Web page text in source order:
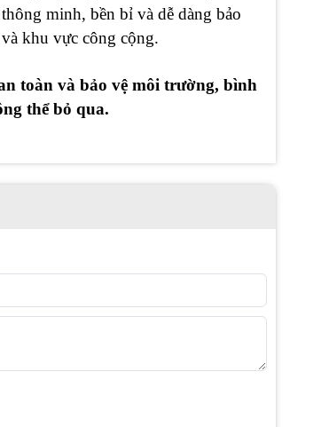
minh, bền bỉ và dễ dàng bảo
khu vực công cộng.
toàn và bảo vệ môi trường, bình
thể bỏ qua.